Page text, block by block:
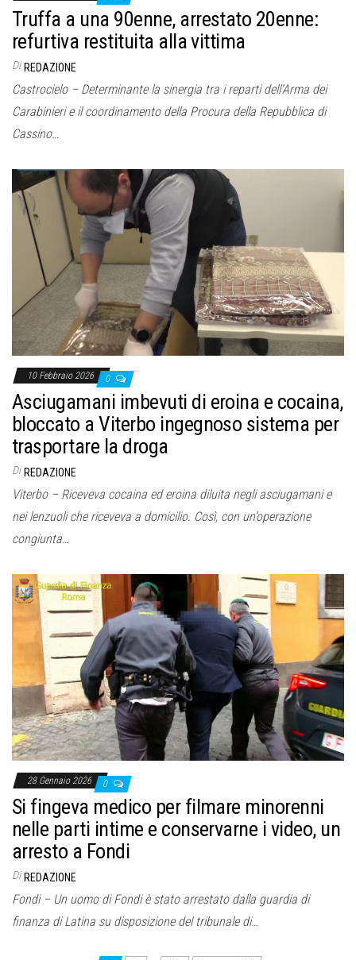
Truffa a una 90enne, arrestato 20enne:
refurtiva restituita alla vittima
Di REDAZIONE
Castrocielo – Determinante la sinergia tra i reparti dell’Arma dei
Carabinieri e il coordinamento della Procura della Repubblica di
Cassino…
10 Febbraio 2026 0
Asciugamani imbevuti di eroina e cocaina,
bloccato a Viterbo ingegnoso sistema per
trasportare la droga
Di REDAZIONE
Viterbo – Riceveva cocaina ed eroina diluita negli asciugamani e
nei lenzuoli che riceveva a domicilio. Così, con un’operazione
congiunta…
28 Gennaio 2026 0
Si fingeva medico per filmare minorenni
nelle parti intime e conservarne i video, un
arresto a Fondi
Di REDAZIONE
Fondi – Un uomo di Fondi è stato arrestato dalla guardia di
finanza di Latina su disposizione del tribunale di…